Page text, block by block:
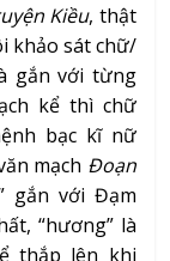
Kiều, thật
khảo sát chữ/
gắn với từng
kể thì chữ
bạc kĩ nữ
mạch Đoạn
gắn với Đạm
“hương” là
thắp lên khi